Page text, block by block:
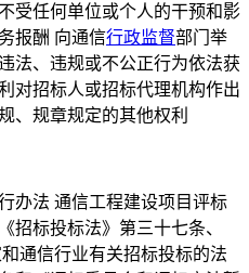
受任何单位或个人的干预和影
报酬 向通信行政监督部门举
法、违规或不公正行为依法获
对招标人或招标代理机构作出
、规章规定的其他权利
办法 通信工程建设项目评标
招标投标法》第三十七条、
通信行业有关招标投标的法